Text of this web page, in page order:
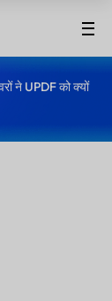
ने UPDF को क्यों